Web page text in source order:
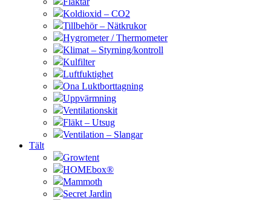
Koldioxid – CO2
Tillbehör – Nätkrukor
Hygrometer / Thermometer
Klimat – Styrning/kontroll
Kulfilter
Luftfuktighet
Ona Luktborttagning
Uppvärmning
Ventilationskit
Fläkt – Utsug
Ventilation – Slangar
Tält
Growtent
HOMEbox®
Mammoth
Secret Jardin